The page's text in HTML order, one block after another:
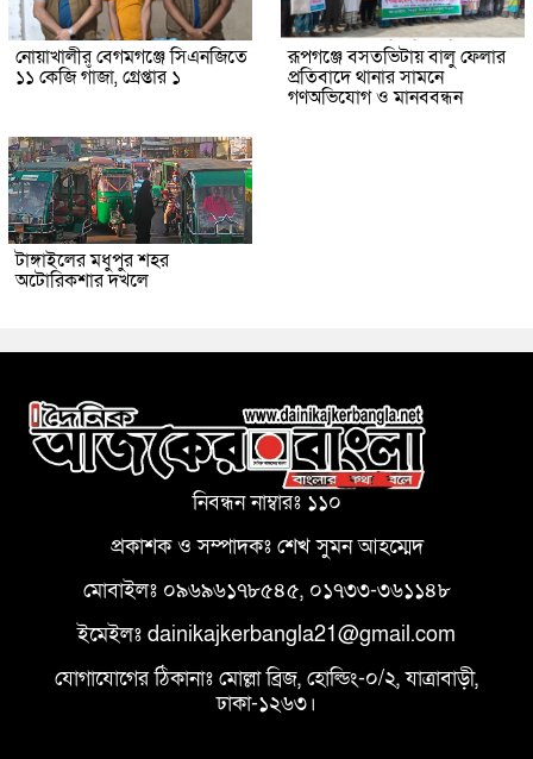
নোয়াখালীর বেগমগঞ্জে সিএনজিতে
১১ কেজি গাঁজা, গ্রেপ্তার ১
রূপগঞ্জে বসতভিটায় বালু ফেলার
প্রতিবাদে থানার সামনে
গণঅভিযোগ ও মানববন্ধন
টাঙ্গাইলের মধুপুর শহর
অটোরিকশার দখলে
নিবন্ধন নাম্বারঃ ১১০
প্রকাশক ও সম্পাদকঃ শেখ সুমন আহম্মেদ
মোবাইলঃ ০৯৬৯৬১৭৮৫৪৫, ০১৭৩৩-৩৬১১৪৮
ইমেইলঃ dainikajkerbangla21@gmail.com
যোগাযোগের ঠিকানাঃ মোল্লা ব্রিজ, হোল্ডিং-০/২, যাত্রাবাড়ী,
ঢাকা-১২৬৩।